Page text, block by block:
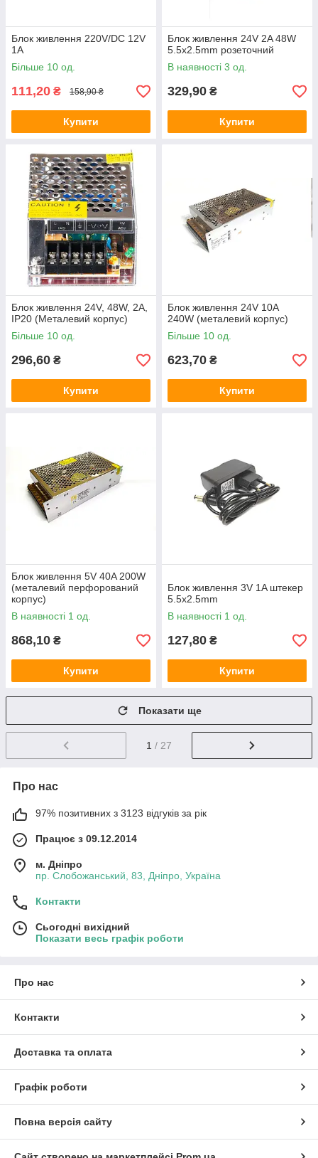
Блок живлення 220V/DC 12V
1A
Більше 10 од.
111,20 ₴ 158,90 ₴
Купити
Блок живлення 24V 2A 48W
5.5x2.5mm розеточний
В наявності 3 од.
329,90 ₴
Купити
Блок живлення 24V, 48W, 2А,
IP20 (Металевий корпус)
Більше 10 од.
296,60 ₴
Купити
Блок живлення 24V 10A
240W (металевий корпус)
Більше 10 од.
623,70 ₴
Купити
Блок живлення 5V 40A 200W
(металевий перфорований
корпус)
В наявності 1 од.
868,10 ₴
Купити
Блок живлення 3V 1A штекер
5.5x2.5mm
В наявності 1 од.
127,80 ₴
Купити
Показати ще
1 / 27
Про нас
97% позитивних з 3123 відгуків за рік
Працює з 09.12.2014
м. Дніпро
пр. Слобожанський, 83, Дніпро, Україна
Контакти
Сьогодні вихідний
Показати весь графік роботи
Про нас
Контакти
Доставка та оплата
Графік роботи
Повна версія сайту